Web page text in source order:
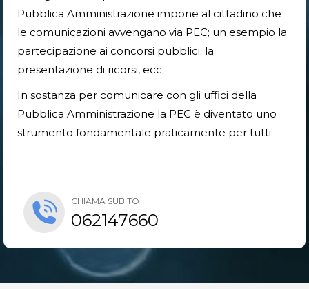
Pubblica Amministrazione impone al cittadino che
le comunicazioni avvengano via PEC; un esempio la
partecipazione ai concorsi pubblici; la
presentazione di ricorsi, ecc.
In sostanza per comunicare con gli uffici della
Pubblica Amministrazione la PEC è diventato uno
strumento fondamentale praticamente per tutti.
CHIAMA SUBITO
062147660